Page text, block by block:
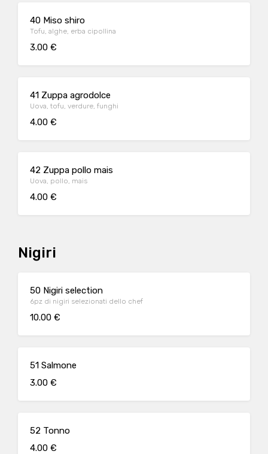
40 Miso shiro
Tofu, alghe, erba cipollina
3.00 €
41 Zuppa agrodolce
Uova, tofu, verdure, funghi
4.00 €
42 Zuppa pollo mais
Uova, pollo, mais
4.00 €
Nigiri
50 Nigiri selection
6pz di nigiri selezionati dello chef
10.00 €
51 Salmone
3.00 €
52 Tonno
4.00 €